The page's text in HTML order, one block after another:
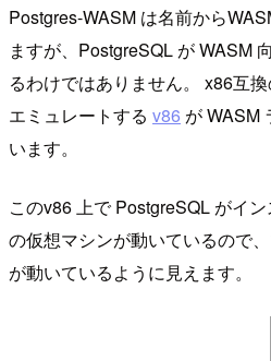
Postgres-WASM は名前から
ますが、PostgreSQL が WASM
るわけではありません。 x86互
エミュレートする v86 が WASM
います。
このv86 上で PostgreSQL がイ
の仮想マシンが動いているので
が動いているように見えます。